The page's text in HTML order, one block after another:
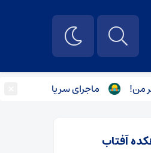
سریال نوروزی منوچهر هادی
آفتاب